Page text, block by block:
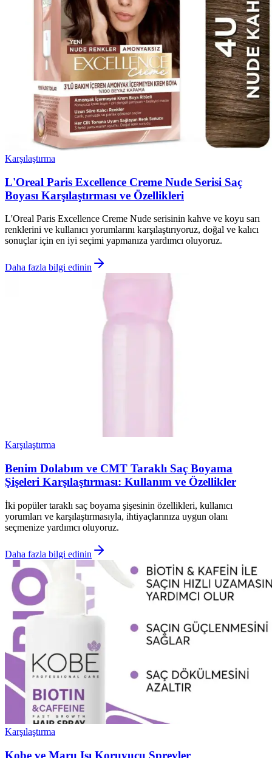
Karşılaştırma
L'Oreal Paris Excellence Creme Nude Serisi Saç
Boyası Karşılaştırması ve Özellikleri
L'Oreal Paris Excellence Creme Nude serisinin kahve ve koyu sarı
renklerini ve kullanıcı yorumlarını karşılaştırıyoruz, doğal ve kalıcı
sonuçlar için en iyi seçimi yapmanıza yardımcı oluyoruz.
Daha fazla bilgi edinin
Karşılaştırma
Benim Dolabım ve CMT Taraklı Saç Boyama
Şişeleri Karşılaştırması: Kullanım ve Özellikler
İki popüler taraklı saç boyama şişesinin özellikleri, kullanıcı
yorumları ve karşılaştırmasıyla, ihtiyaçlarınıza uygun olanı
seçmenize yardımcı oluyoruz.
Daha fazla bilgi edinin
Karşılaştırma
Kobe ve Maru Isı Koruyucu Spreyler